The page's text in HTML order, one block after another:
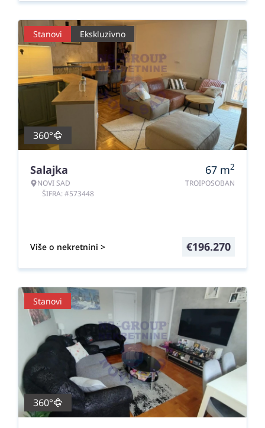
Stanovi Ekskluzivno
360°
Salajka
NOVI SAD
ŠIFRA: #573448
67 m2
TROIPOSOBAN
Više o nekretnini > €196.270
Stanovi
360°